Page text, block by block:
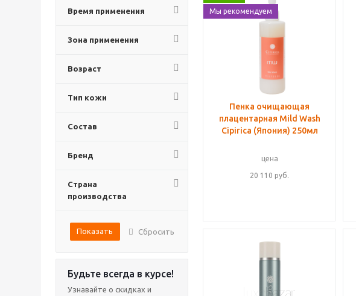
Время применения
Зона применения
Возраст
Тип кожи
Состав
Бренд
Страна
производства
Показать Сбросить
Будьте всегда в курсе!
Узнавайте о скидках и
Мы рекомендуем
Пенка очищающая
плацентарная Mild Wash
Cipirica (Япония) 250мл
цена
20 110 руб.